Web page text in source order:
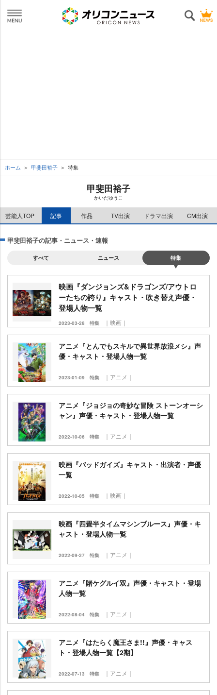
ホーム 甲斐田裕子 特集
甲斐田裕子
かいだゆうこ
芸能人TOP 記事 作品 TV出演 ドラマ出演 CM出演
甲斐田裕子の記事・ニュース・速報
すべて ニュース 特集
映画『ダンジョンズ&ドラゴンズ/アウトロ
ーたちの誇り』キャスト・吹き替え声優・
登場人物一覧
2023-03-28 特集 ｜映画｜
アニメ『とんでもスキルで異世界放浪メシ』声
優・キャスト・登場人物一覧
2023-01-09 特集 ｜アニメ｜
アニメ『ジョジョの奇妙な冒険 ストーンオーシ
ャン』声優・キャスト・登場人物一覧
2022-10-06 特集 ｜アニメ｜
映画『バッドガイズ』キャスト・出演者・声優
一覧
2022-10-05 特集 ｜映画｜
映画『四畳半タイムマシンブルース』声優・キ
ャスト・登場人物一覧
2022-09-27 特集 ｜アニメ｜
アニメ『賭ケグルイ双』声優・キャスト・登場
人物一覧
2022-08-04 特集 ｜アニメ｜
アニメ『はたらく魔王さま!!』声優・キャス
ト・登場人物一覧【2期】
2022-07-13 特集 ｜アニメ｜